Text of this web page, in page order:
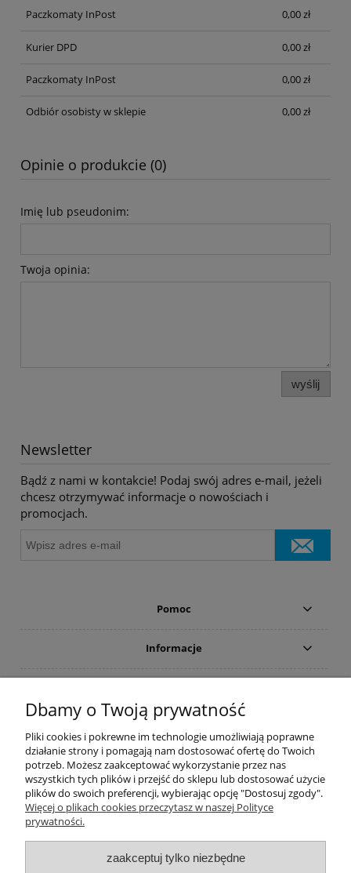
Paczkomaty InPost 0,00 zł
Kurier DPD 0,00 zł
Paczkomaty InPost 0,00 zł
Odbiór osobisty w sklepie 0,00 zł
Opinie o produkcie (0)
Imię lub pseudonim:
Twoja opinia:
wyślij
Newsletter
Bądź z nami w kontakcie! Podaj swój adres e-mail, jeżeli
chcesz otrzymywać informacje o nowościach i
promocjach.
Pomoc
Informacje
PRODUCENCI
Popularne kategorie
Dive Factory 24-aleja 29 Listopada 165-
woj. małopolskie - NIP 9452184931
Dbamy o Twoją prywatność
Pliki cookies i pokrewne im technologie umożliwiają poprawne
działanie strony i pomagają nam dostosować ofertę do Twoich
potrzeb. Możesz zaakceptować wykorzystanie przez nas
wszystkich tych plików i przejść do sklepu lub dostosować użycie
plików do swoich preferencji, wybierając opcję "Dostosuj zgody".
Więcej o plikach cookies przeczytasz w naszej Polityce
prywatności.
zaakceptuj tylko niezbędne